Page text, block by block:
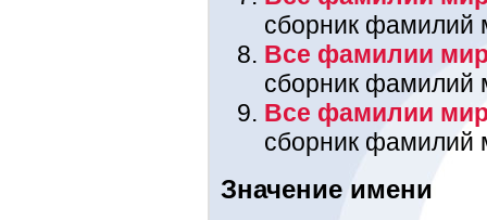
сборник фамилий
Все фамилии
сборник фамилий
Все фамилии
сборник фамилий
Значение имени